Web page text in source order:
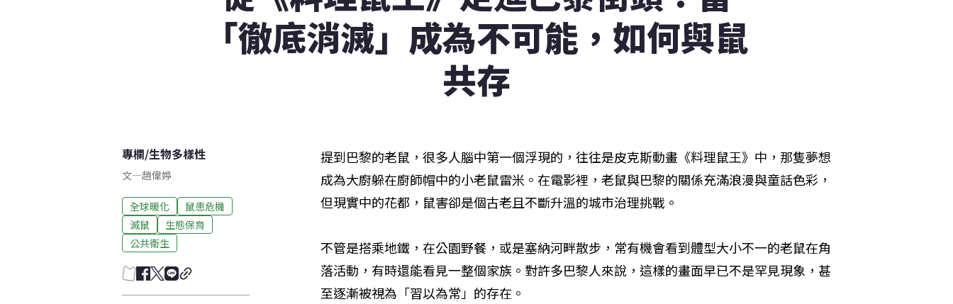
「徹底消滅」成為不可能，如何與鼠
共存
專欄/生物多樣性
文—趙偉婷
全球暖化
鼠患危機
滅鼠
生態保育
公共衛生
提到巴黎的老鼠，很多人腦中第一個浮現的，往往是皮克斯動畫《料理鼠王》中，那隻夢想
成為大廚躲在廚師帽中的小老鼠雷米。在電影裡，老鼠與巴黎的關係充滿浪漫與童話色彩，
但現實中的花都，鼠害卻是個古老且不斷升溫的城市治理挑戰。
不管是搭乘地鐵，在公園野餐，或是塞納河畔散步，常有機會看到體型大小不一的老鼠在角
落活動，有時還能看見一整個家族。對許多巴黎人來說，這樣的畫面早已不是罕見現象，甚
至逐漸被視為「習以為常」的存在。